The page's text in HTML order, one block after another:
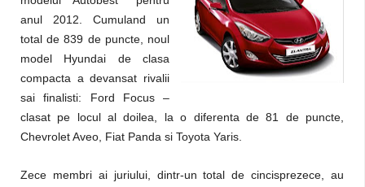
anul 2012. Cumuland un
total de 839 de puncte, noul
model Hyundai de clasa
compacta a devansat rivalii
sai finalisti: Ford Focus –
clasat pe locul al doilea, la o diferenta de 81 de puncte,
Chevrolet Aveo, Fiat Panda si Toyota Yaris.
Zece membri ai juriului, dintr-un total de cincisprezece, au